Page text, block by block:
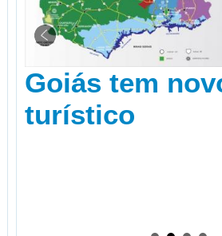
Três cidades
estão entre as